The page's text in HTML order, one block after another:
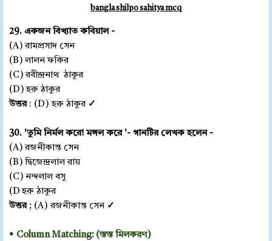
bangla shilpo sahitya mcq
29. একজন বিখ্যাত কবিয়াল -
(A) রামপ্রসাদ সেন
(B) লালন ফকির
(C) রবীন্দ্রনাথ ঠাকুর
(D) হরু ঠাকুর
উত্তর : (D) হরু ঠাকুর ✓
30. 'তুমি নির্মল করো মঙ্গল করে '- গানটির লেখক হলেন -
(A) রজনীকান্ত সেন
(B) দ্বিজেন্দ্রলাল রায়
(C) নন্দলাল বসু
(D হরু ঠাকুর
উত্তর ; (A) রজনীকান্ত সেন ✓
• Column Matching: (স্তস্ত মিলকরণ)